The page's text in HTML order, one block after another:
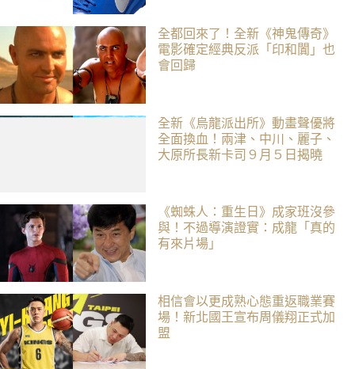
全都回來了！全新《神鬼傳奇》
電影確定經典反派「印和闐」也
會回歸
全新《烏龍派出所》動畫聲優將
全面換血！兩津、中川、麗子、
大原所長新卡司 9 月 5 日揭曉
《蜘蛛人：重生日》成家班沒參
與！不過導演證實：成龍「真的
有來片場」
相信會以更成熟心態重返職業賽
場！新北國王宣布周儀翔正式加
盟